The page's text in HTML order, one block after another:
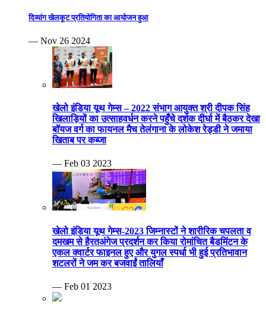
दिव्यांग खेलकूट प्रतियोगिता का आयोजन हुआ
— Nov 26 2024
खेलो इंडिया यूथ गेम्स – 2022 संभाग आयुक्त श्री दीपक सिंह
खिलाड़ियों का उत्साहवर्धन करने पहुँचे दर्शक दीर्घा में बैठकर देखा
बॉयज वर्ग का फायनल मैच तेलंगाना के लोकेश रेड्डी ने जमाया
खिताब पर कब्जा
— Feb 03 2023
खेलो इंडिया यूथ गेम्स-2023 जिम्नास्टों ने शारीरिक चपलता व
दमखम से हैरतअंगेज प्रदर्शन कर किया रोमांचित बैडमिंटन के
एकल क्वार्टर फाइनल हुए और युगल स्पर्धा भी हुई प्रतिभावान
शटलरों ने जम कर बजवाईं तालियाँ
— Feb 01 2023